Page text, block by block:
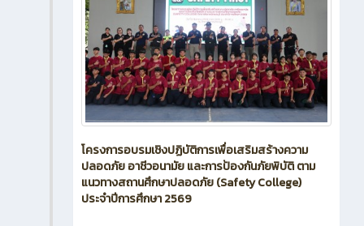
โครงการอบรมเชิงปฏิบัติการเพื่อเสริมสร้างความ
ปลอดภัย อาชีวอนามัย และการป้องกันภัยพิบัติ ตาม
แนวทางสถานศึกษาปลอดภัย (Safety College)